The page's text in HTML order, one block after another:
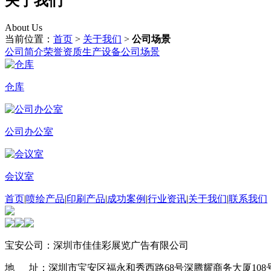
About Us
当前位置： 首页 > 关于我们 > 公司场景
公司简介荣誉资质生产设备公司场景
仓库
公司办公室
会议室
首页|喷绘产品|印刷产品|成功案例 |行业资讯|关于我们|联系我们
宝安公司：深圳市佳佳彩展览广告有限公司
地 址：深圳市宝安区福永和秀西路68号深腾耀商务大厦108